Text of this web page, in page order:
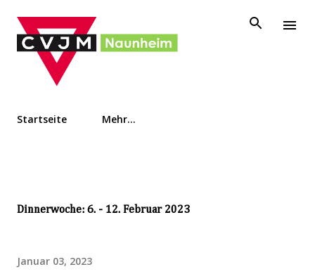
Startseite Mehr…
Dinnerwoche: 6. - 12. Februar 2023
Januar 03, 2023